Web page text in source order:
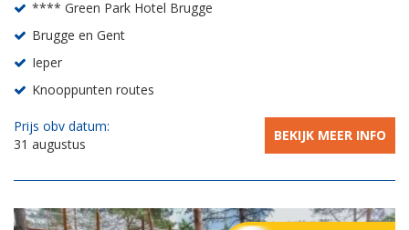
**** Green Park Hotel Brugge
Brugge en Gent
Ieper
Knooppunten routes
Prijs obv datum:
31 augustus
BEKIJK MEER INFO